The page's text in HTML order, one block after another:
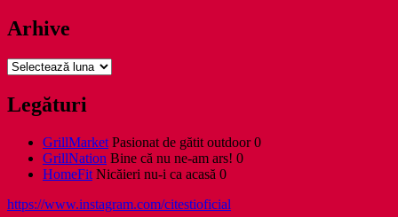
Arhive
Arhive
Legături
GrillMarket Pasionat de gătit outdoor 0
GrillNation Bine că nu ne-am ars! 0
HomeFit Nicăieri nu-i ca acasă 0
https://www.instagram.com/citestioficial